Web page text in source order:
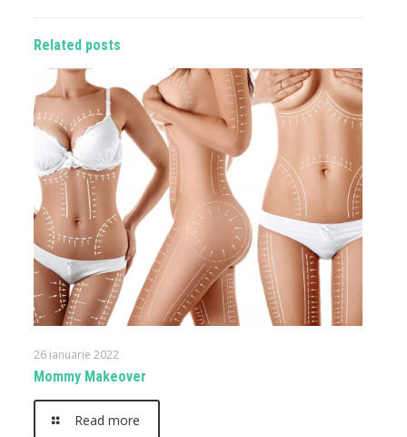
Related posts
26 ianuarie 2022
Mommy Makeover
Read more